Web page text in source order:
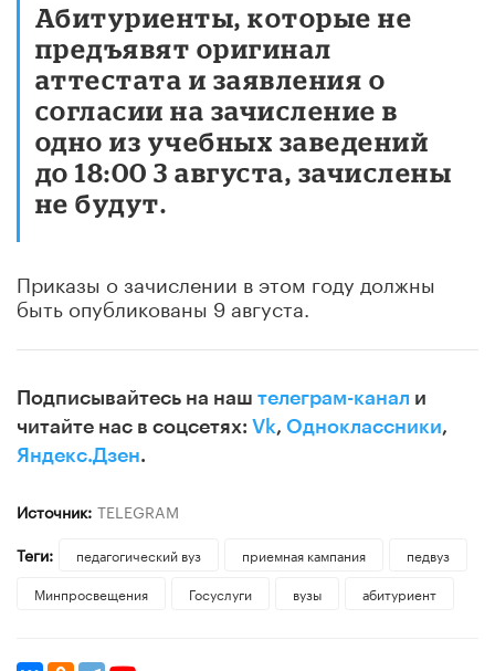
Абитуриенты, которые не
предъявят оригинал
аттестата и заявления о
согласии на зачисление в
одно из учебных заведений
до 18:00 3 августа, зачислены
не будут.
Приказы о зачислении в этом году должны
быть опубликованы 9 августа.
Подписывайтесь на наш телеграм-канал и
читайте нас в соцсетях: Vk, Одноклассники,
Яндекс.Дзен.
Источник: TELEGRAM
Теги:
педагогический вуз приемная кампания
педвуз
Минпросвещения
Госуслуги вузы абитуриент